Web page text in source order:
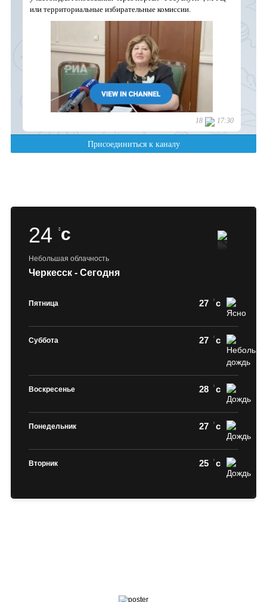
24 c
Небольшая облачность
Черкесск - Сегодня
Пятница 27 c
Суббота 27 c
Воскресенье 28 c
Понедельник 27 c
Вторник 25 c